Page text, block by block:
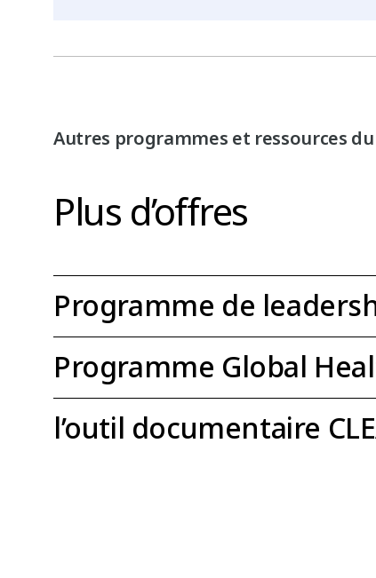
Autres programmes et ressources
Plus d’offres
Programme de
Programme Global
l’outil documentaire